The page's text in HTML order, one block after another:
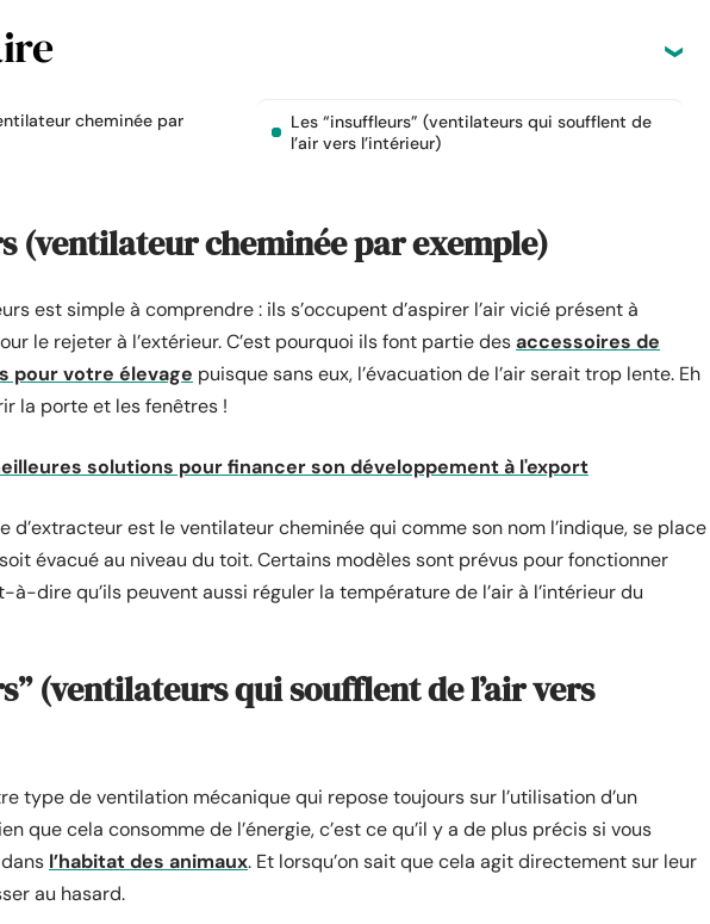
cheminée par
Les “insuffleurs” (ventilateurs qui soufflent de
l’air vers l’intérieur)
(ventilateur cheminée par exemple)
est simple à comprendre : ils s’occupent d’aspirer l’air vicié présent à
le rejeter à l’extérieur. C’est pourquoi ils font partie desaccessoires de
pour votre élevage puisque sans eux, l’évacuation de l’air serait trop lente. Eh
la porte et les fenêtres !
solutions pour financer son développement à l'export
d’extracteur est le ventilateur cheminée qui comme son nom l’indique, se place
évacué au niveau du toit. Certains modèles sont prévus pour fonctionner
à-dire qu’ils peuvent aussi réguler la température de l’air à l’intérieur du
(ventilateurs qui soufflent de l’air vers
type de ventilation mécanique qui repose toujours sur l’utilisation d’un
que cela consomme de l’énergie, c’est ce qu’il y a de plus précis si vous
l’habitat des animaux. Et lorsqu’on sait que cela agit directement sur leur
au hasard.